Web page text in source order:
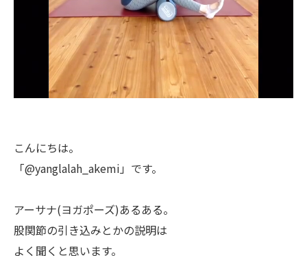
こんにちは。
「@yanglalah_akemi」です。
アーサナ(ヨガポーズ)あるある。
股関節の引き込みとかの説明は
よく聞くと思います。